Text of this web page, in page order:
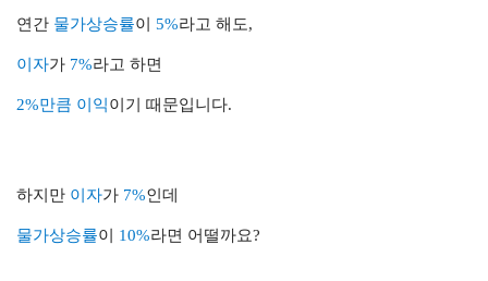
연간 물가상승률이 5%라고 해도,
이자가 7%라고 하면
2%만큼 이익이기 때문입니다.
하지만 이자가 7%인데
물가상승률이 10%라면 어떨까요?